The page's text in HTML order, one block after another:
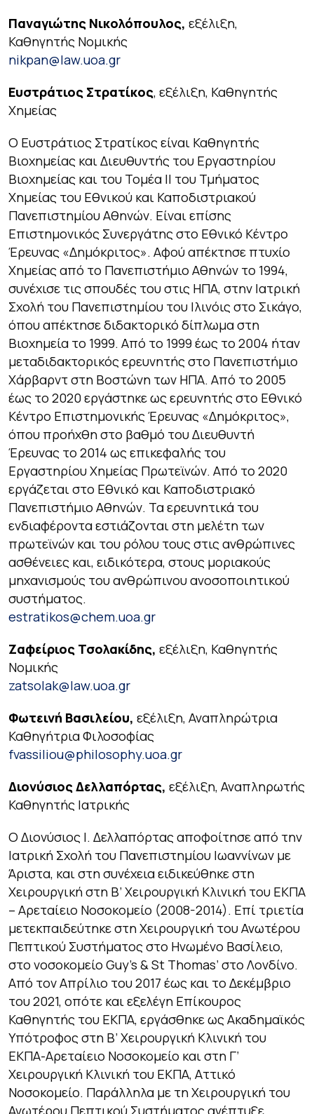
Παναγιώτης Νικολόπουλος, εξέλιξη,
Καθηγητής Νομικής
nikpan@law.uoa.gr
Ευστράτιος Στρατίκος, εξέλιξη, Καθηγητής
Χημείας
Ο Ευστράτιος Στρατίκος είναι Καθηγητής
Βιοχημείας και Διευθυντής του Εργαστηρίου
Βιοχημείας και του Τομέα ΙΙ του Τμήματος
Χημείας του Εθνικού και Καποδιστριακού
Πανεπιστημίου Αθηνών. Είναι επίσης
Επιστημονικός Συνεργάτης στο Εθνικό Κέντρο
Έρευνας «Δημόκριτος». Αφού απέκτησε πτυχίο
Χημείας από το Πανεπιστήμιο Αθηνών το 1994,
συνέχισε τις σπουδές του στις ΗΠΑ, στην Ιατρική
Σχολή του Πανεπιστημίου του Ιλινόις στο Σικάγο,
όπου απέκτησε διδακτορικό δίπλωμα στη
Βιοχημεία το 1999. Από το 1999 έως το 2004 ήταν
μεταδιδακτορικός ερευνητής στο Πανεπιστήμιο
Χάρβαρντ στη Βοστώνη των ΗΠΑ. Από το 2005
έως το 2020 εργάστηκε ως ερευνητής στο Εθνικό
Κέντρο Επιστημονικής Έρευνας «Δημόκριτος»,
όπου προήχθη στο βαθμό του Διευθυντή
Έρευνας το 2014 ως επικεφαλής του
Εργαστηρίου Χημείας Πρωτεϊνών. Από το 2020
εργάζεται στο Εθνικό και Καποδιστριακό
Πανεπιστήμιο Αθηνών. Τα ερευνητικά του
ενδιαφέροντα εστιάζονται στη μελέτη των
πρωτεϊνών και του ρόλου τους στις ανθρώπινες
ασθένειες και, ειδικότερα, στους μοριακούς
μηχανισμούς του ανθρώπινου ανοσοποιητικού
συστήματος.
estratikos@chem.uoa.gr
Ζαφείριος Τσολακίδης, εξέλιξη, Καθηγητής
Νομικής
zatsolak@law.uoa.gr
Φωτεινή Βασιλείου, εξέλιξη, Αναπληρώτρια
Καθηγήτρια Φιλοσοφίας
fvassiliou@philosophy.uoa.gr
Διονύσιος Δελλαπόρτας, εξέλιξη, Αναπληρωτής
Καθηγητής Ιατρικής
Ο Διονύσιος Ι. Δελλαπόρτας αποφοίτησε από την
Ιατρική Σχολή του Πανεπιστημίου Ιωαννίνων με
Άριστα, και στη συνέχεια ειδικεύθηκε στη
Χειρουργική στη Β’ Χειρουργική Κλινική του ΕΚΠΑ
– Αρεταίειο Νοσοκομείο (2008-2014). Επί τριετία
μετεκπαιδεύτηκε στη Χειρουργική του Ανωτέρου
Πεπτικού Συστήματος στο Ηνωμένο Βασίλειο,
στο νοσοκομείο Guy’s & St Thomas’ στο Λονδίνο.
Από τον Απρίλιο του 2017 έως και το Δεκέμβριο
του 2021, οπότε και εξελέγη Επίκουρος
Καθηγητής του ΕΚΠΑ, εργάσθηκε ως Ακαδημαϊκός
Υπότροφος στη Β’ Χειρουργική Κλινική του
ΕΚΠΑ-Αρεταίειο Νοσοκομείο και στη Γ’
Χειρουργική Κλινική του ΕΚΠΑ, Αττικό
Νοσοκομείο. Παράλληλα με τη Χειρουργική του
Ανωτέρου Πεπτικού Συστήματος ανέπτυξε